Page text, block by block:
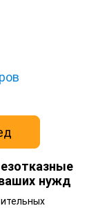
нужд